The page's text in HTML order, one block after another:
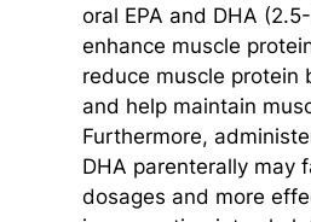
oral EPA and DHA
enhance muscle
reduce muscle protein
and help maintain
Furthermore,
DHA parenterally may
dosages and more